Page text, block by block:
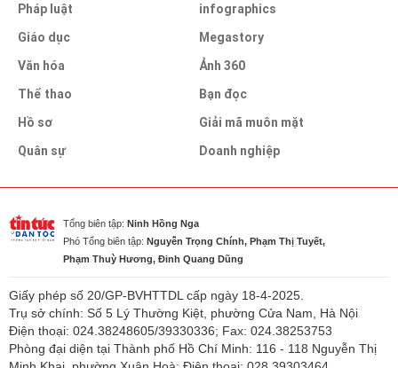
Pháp luật
Giáo dục
Văn hóa
Thể thao
Hồ sơ
Quân sự
infographics
Megastory
Ảnh 360
Bạn đọc
Giải mã muôn mặt
Doanh nghiệp
Tổng biên tập: Ninh Hồng Nga
Phó Tổng biên tập: Nguyễn Trọng Chính, Phạm Thị Tuyết,
Phạm Thuỳ Hương, Đinh Quang Dũng
Giấy phép số 20/GP-BVHTTDL cấp ngày 18-4-2025.
Trụ sở chính: Số 5 Lý Thường Kiệt, phường Cửa Nam, Hà Nội
Điện thoại: 024.38248605/39330336; Fax: 024.38253753
Phòng đại diện tại Thành phố Hồ Chí Minh: 116 - 118 Nguyễn Thị